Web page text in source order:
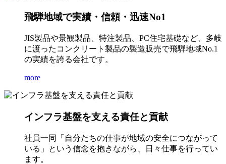
飛騨地域で実績・信頼・迅速No1
JIS製品や景観製品、特注製品、PC住宅基礎など、多岐
に渡ったコンクリート製品の製造販売で飛騨地域No.1
の実績を誇る会社です。
more
インフラ基盤を支える責任と貢献
社員一同「自分たちの仕事が地域の安全につながって
いる」という信念を抱きながら、日々仕事を行ってい
ます。